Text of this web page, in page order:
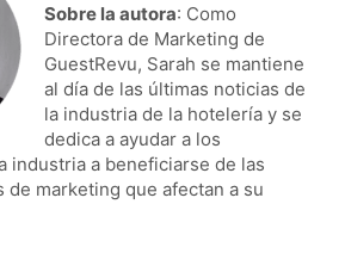
Sobre la autora: Como
Directora de Marketing de
GuestRevu, Sarah se mantiene
al día de las últimas noticias de
la industria de la hotelería y se
dedica a ayudar a los
industria a beneficiarse de las
de marketing que afectan a su